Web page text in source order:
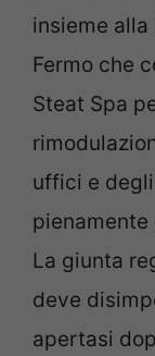
insieme alla
Fermo che
Steat Spa
uffici e
La giunta
deve
apertasi